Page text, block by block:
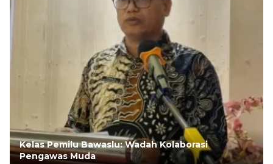
Kelas Pemilu Bawaslu: Wadah Kolaborasi
Pengawas Muda